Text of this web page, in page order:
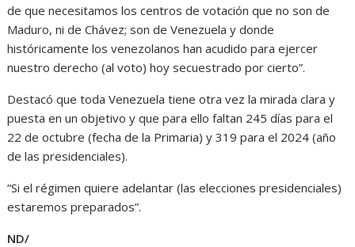
de que necesitamos los centros de votación que no son de
Maduro, ni de Chávez; son de Venezuela y donde
históricamente los venezolanos han acudido para ejercer
nuestro derecho (al voto) hoy secuestrado por cierto”.
Destacó que toda Venezuela tiene otra vez la mirada clara y
puesta en un objetivo y que para ello faltan 245 días para el
22 de octubre (fecha de la Primaria) y 319 para el 2024 (año
de las presidenciales).
“Si el régimen quiere adelantar (las elecciones presidenciales)
estaremos preparados”.
ND/